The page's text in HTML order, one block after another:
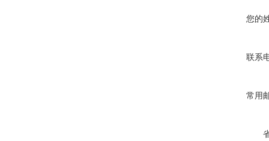
您的
联系
常用